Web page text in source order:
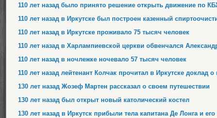
110 лет назад было принято решение открыть движение по
110 лет назад в Иркутске был построен казенный
110 лет назад в Иркутске проживало 75 тысяч человек
110 лет назад в Харлампиевской церкви обвенчался
110 лет назад в ночлежке ночевало 57 тысяч человек
110 лет назад лейтенант Колчак прочитал в Иркутске доклад
130 лет назад Жозеф Мартен рассказал о своем путешествии
130 лет назад был открыт новый католический костел
130 лет назад в Иркутск прибыли тела капитана Де Лонга и